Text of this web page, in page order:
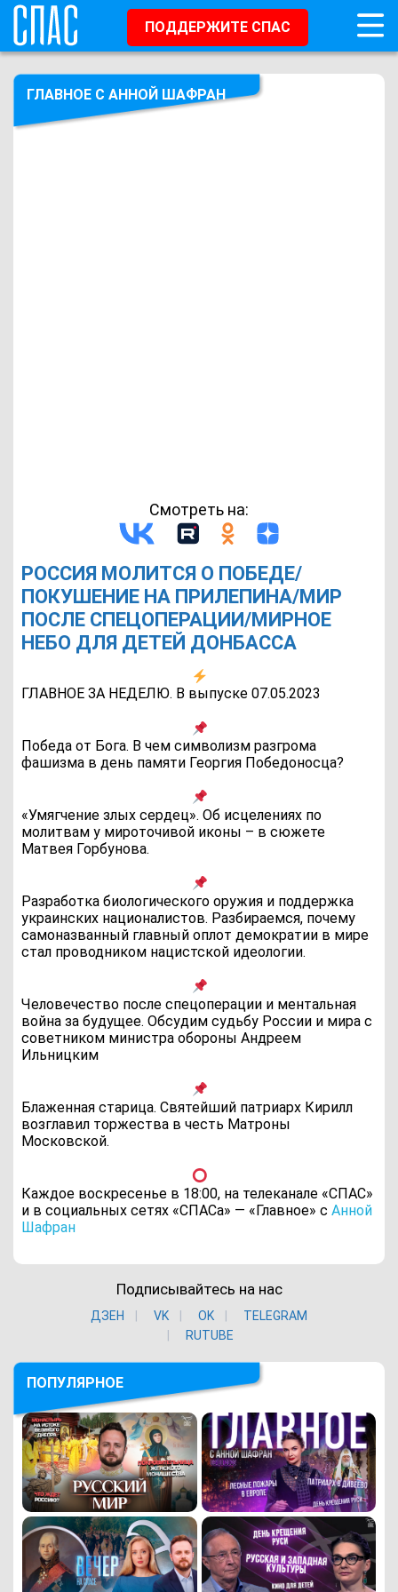
ПОДДЕРЖИТЕ СПАС
ГЛАВНОЕ С АННОЙ ШАФРАН
Смотреть на:
РОССИЯ МОЛИТСЯ О ПОБЕДЕ/
ПОКУШЕНИЕ НА ПРИЛЕПИНА/МИР
ПОСЛЕ СПЕЦОПЕРАЦИИ/МИРНОЕ
НЕБО ДЛЯ ДЕТЕЙ ДОНБАССА
ГЛАВНОЕ ЗА НЕДЕЛЮ. В выпуске 07.05.2023
Победа от Бога. В чем символизм разгрома
фашизма в день памяти Георгия Победоносца?
«Умягчение злых сердец». Об исцелениях по
молитвам у мироточивой иконы – в сюжете
Матвея Горбунова.
Разработка биологического оружия и поддержка
украинских националистов. Разбираемся, почему
самоназванный главный оплот демократии в мире
стал проводником нацистской идеологии.
Человечество после спецоперации и ментальная
война за будущее. Обсудим судьбу России и мира с
советником министра обороны Андреем
Ильницким
Блаженная старица. Святейший патриарх Кирилл
возглавил торжества в честь Матроны
Московской.
Каждое воскресенье в 18:00, на телеканале «СПАС»
и в социальных сетях «СПАСа» — «Главное» сАнной
Шафран
Подписывайтесь на нас
ДЗЕН VK ОK
TELEGRAM
RUTUBE
ПОПУЛЯРНОЕ